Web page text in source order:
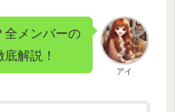
アイ
全メンバーの
解説！